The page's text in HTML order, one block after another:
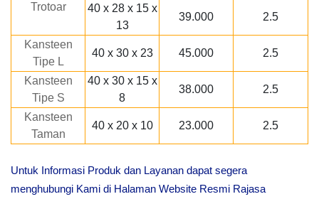
Trotoar
40 x 28 x 15 x
13
39.000 2.5
Kansteen
Tipe L
40 x 30 x 23 45.000 2.5
Kansteen
Tipe S
40 x 30 x 15 x
8
38.000 2.5
Kansteen
Taman
40 x 20 x 10 23.000 2.5
Untuk Informasi Produk dan Layanan dapat segera
menghubungi Kami di Halaman Website Resmi Rajasa